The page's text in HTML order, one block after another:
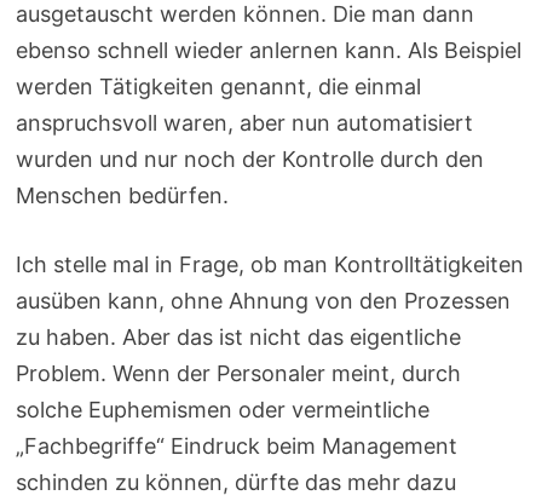
ausgetauscht werden können. Die man dann
ebenso schnell wieder anlernen kann. Als Beispiel
werden Tätigkeiten genannt, die einmal
anspruchsvoll waren, aber nun automatisiert
wurden und nur noch der Kontrolle durch den
Menschen bedürfen.
Ich stelle mal in Frage, ob man Kontrolltätigkeiten
ausüben kann, ohne Ahnung von den Prozessen
zu haben. Aber das ist nicht das eigentliche
Problem. Wenn der Personaler meint, durch
solche Euphemismen oder vermeintliche
„Fachbegriffe“ Eindruck beim Management
schinden zu können, dürfte das mehr dazu